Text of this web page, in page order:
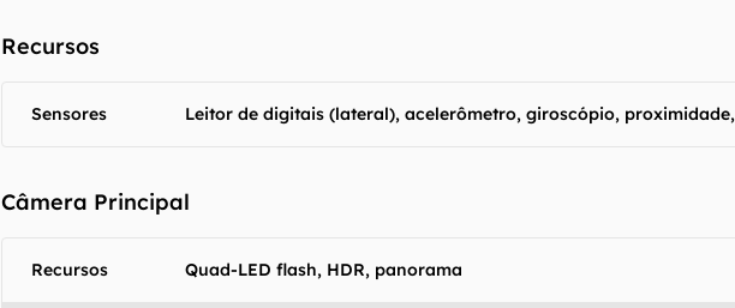
Recursos
Sensores Leitor de digitais (lateral), acelerômetro, giroscópio,
Câmera Principal
Recursos Quad-LED flash, HDR, panorama